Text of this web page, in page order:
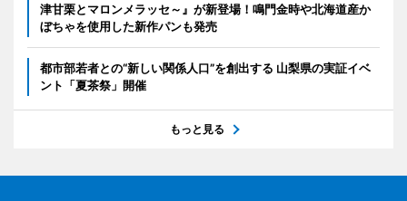
津甘栗とマロンメラッセ～』が新登場！鳴門金時や北海道産か
ぼちゃを使用した新作パンも発売
都市部若者との“新しい関係人口”を創出する 山梨県の実証イベ
ント「夏茶祭」開催
もっと見る